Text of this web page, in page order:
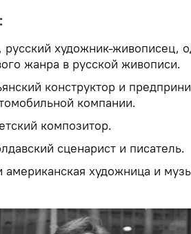
художник-живописец,
жанра в русской живописи.
конструктор и
компании.
композитор.
сценарист и писатель.
художница и